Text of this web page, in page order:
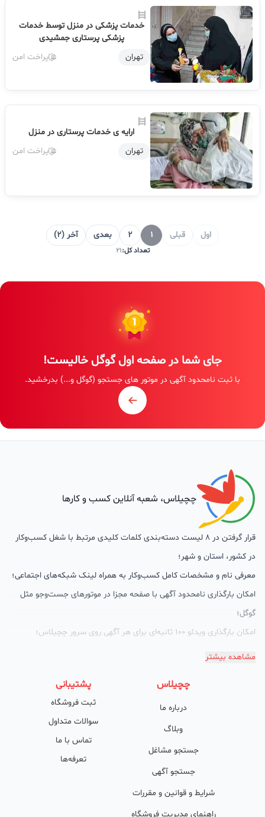
خدمات پزشکی در منزل توسط خدمات
پزشکی پرستاری جمشیدی
تهران
پراخت امن
ارایه ی خدمات پرستاری در منزل
تهران
پراخت امن
اول قبلی 1
2 بعدی آخر (2)
تعداد کل:21
جای شما در صفحه اول گوگل خالیست!
با ثبت نامحدود آگهی در موتور های جستجو (گوگل و...) بدرخشید.
چچیلاس، شعبه آنلاین کسب و کارها
قرار گرفتن در 8 لیست دسته‌بندی کلمات کلیدی مرتبط با شغل کسب‌وکار
در کشور، استان و شهر؛
معرفی نام و مشخصات کامل کسب‌وکار به همراه لینک شبکه‌های اجتماعی؛
امکان بارگذاری نامحدود آگهی با صفحه مجزا در موتورهای جست‌وجو مثل
گوگل؛
امکان بارگذاری ویدئو 100 ثانیه‌ای برای هر آگهی روی سرور چچیلاس؛
گالری تصاویر محصول؛
پشتیبانی حرفه‌ای را هم به سبد خدماتش اضافه کرده است. چچیلاس با
امکان پشتیبان اختصاصی به محض ورود هر کسب‌وکار، نظارت، تحلیل
وکمک پشتیبان‌ها در تولید محتوا و سئونویسی به کسب‌وکارها شرایط را
طوری فراهم کرده که تا الان کسب‌وکارهای فعال در چچیلاس با کلمات
کلیدی بسیار خوبی رتبه دریافت کرده و بازخورد‌های بسیار خوبی گرفته‌اند.
مشاهده بیشتر
چچیلاس
درباره ما
وبلاگ
جستجو مشاغل
جستجو آگهی
شرایط و قوانین و مقررات
راهنمای مدیریت فروشگاه
پشتیبانی
ثبت فروشگاه
سوالات متداول
تماس با ما
تعرفه‌ها